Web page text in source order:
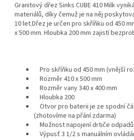
Granitový dřez Sinks CUBE 410 Milk
materiálů, díky čemuž je na něj
10 let.Dřez je určen pro skříňku od 450
x 500 mm. Hloubka 200 mm zajistí
Pro skříňku od 450 mm (vnější
Rozměr 410 x 500 mm
Rozměr vany 340 x 400 mm
Hloubka 200
Otvor pro baterii je ze spodní
(zhotovíme na přání zdarma)
Možnost napojení drtiče odpadů
Výpusť 3 1/2 s manuálním